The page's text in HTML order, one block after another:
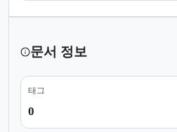
문서 정보
태그
0